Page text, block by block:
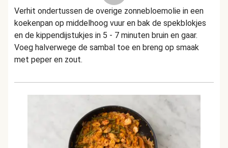
Verhit ondertussen de overige zonnebloemolie in een
koekenpan op middelhoog vuur en bak de spekblokjes
en de kippendijstukjes in 5 - 7 minuten bruin en gaar.
Voeg halverwege de sambal toe en breng op smaak
met peper en zout.